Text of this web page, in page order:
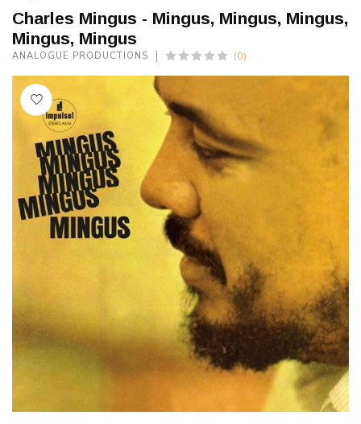
Charles Mingus - Mingus, Mingus, Mingus,
Mingus, Mingus
ANALOGUE PRODUCTIONS (0)